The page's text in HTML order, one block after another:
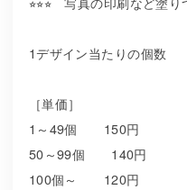
1デザイン当たりの個数
［単価］
1～49個 150円
50～99個 140円
100個～ 120円